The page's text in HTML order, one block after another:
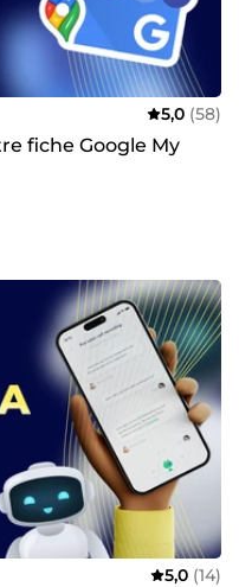
5,0 (58)
fiche Google My
5,0 (14)